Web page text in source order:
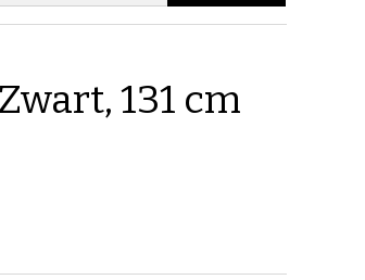
131 cm